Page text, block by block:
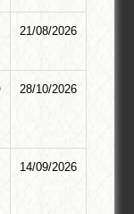
áp dụng triệt để
của nhân
21/08/2026
28/10/2026
14/09/2026